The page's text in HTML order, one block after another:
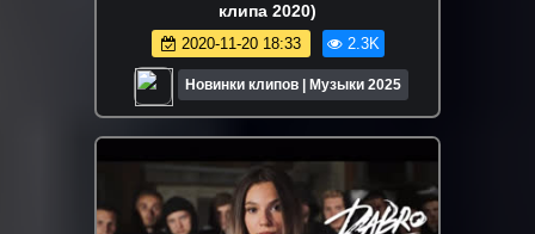
клипа 2020)
2020-11-20 18:33 2.3K
Новинки клипов | Музыки 2025